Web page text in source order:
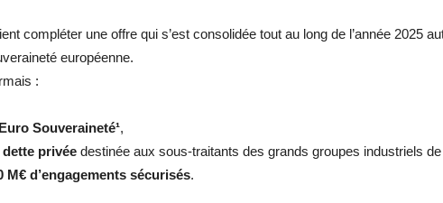
compléter une offre qui s’est consolidée tout au long de l’année 2025
européenne.
:
Souveraineté¹,
privée destinée aux sous-traitants des grands groupes industriels
M€ d’engagements sécurisés.